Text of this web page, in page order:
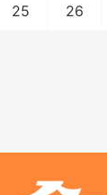
25 26